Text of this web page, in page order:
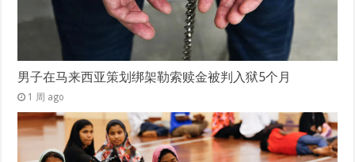
男子在马来西亚策划绑架勒索赎金被判入狱5个月
1 周 ago